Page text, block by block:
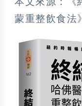
蒙重整飲食法